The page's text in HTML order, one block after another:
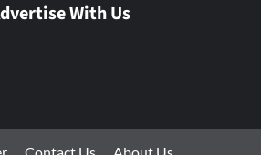
With Us